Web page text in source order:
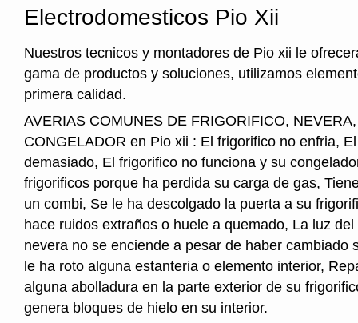
Electrodomesticos Pio Xii
Nuestros tecnicos y montadores de Pio xii le
gama de productos y soluciones, utilizamos
primera calidad.
AVERIAS COMUNES DE FRIGORIFICO,
CONGELADOR en Pio xii : El frigorifico no enfria,
demasiado, El frigorifico no funciona y su
frigorificos porque ha perdida su carga de gas,
un combi, Se le ha descolgado la puerta a su
hace ruidos extraños o huele a quemado, La luz
nevera no se enciende a pesar de haber cambiado
le ha roto alguna estanteria o elemento interior,
alguna abolladura en la parte exterior de su
genera bloques de hielo en su interior.